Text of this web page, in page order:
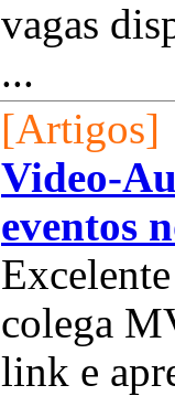
vagas
...
[Artigos]
Video-
eventos
colega
link e